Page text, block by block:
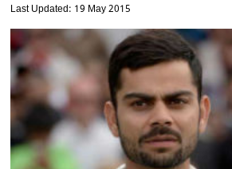
Last Updated: 19 May 2015